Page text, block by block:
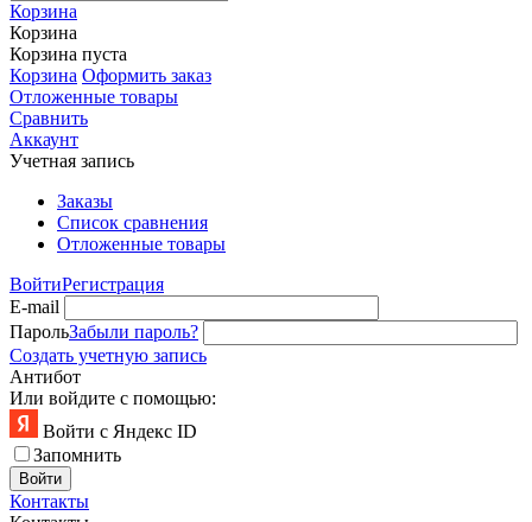
Корзина
Корзина
Корзина пуста
Корзина Оформить заказ
Отложенные товары
Сравнить
Аккаунт
Учетная запись
Заказы
Список сравнения
Отложенные товары
ВойтиРегистрация
E-mail
ПарольЗабыли пароль?
Создать учетную запись
Антибот
Или войдите с помощью:
Войти с Яндекс ID
Запомнить
Войти
Контакты